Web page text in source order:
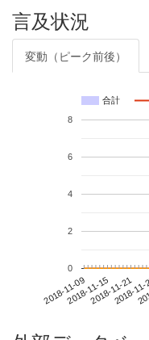
言及状況
変動（ピーク前後）
合計
2018-11-092018-11-152018-11-21
2018-
0
2
4
6
8